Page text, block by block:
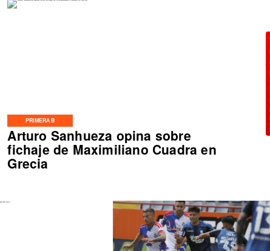
PRIMERA B
Arturo Sanhueza opina sobre
fichaje de Maximiliano Cuadra en
Grecia